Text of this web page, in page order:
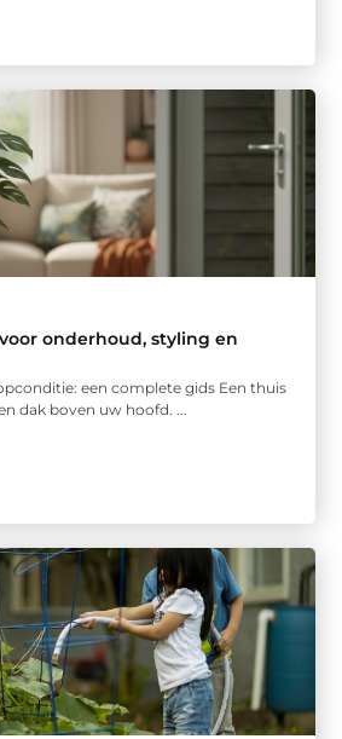
onderhoud, styling en
een complete gids Een thuis
dak boven uw hoofd. ...